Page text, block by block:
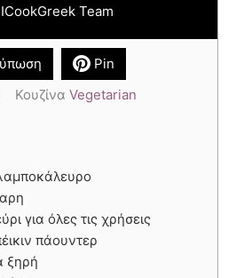
ICookGreek Team
Pin
Κουζίνα Vegetarian
για όλες τις χρήσεις
πάουντερ
ξηρή